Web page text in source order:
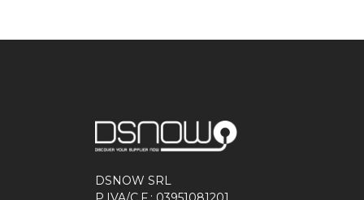
DSNOW SRL